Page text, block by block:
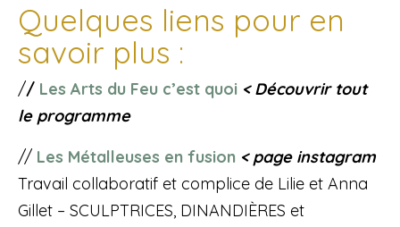
Quelques liens pour en
savoir plus :
// Les Arts du Feu c’est quoi < Découvrir tout
le programme
// Les Métalleuses en fusion < page instagram
Travail collaboratif et complice de Lilie et Anna
Gillet – SCULPTRICES, DINANDIÈRES et